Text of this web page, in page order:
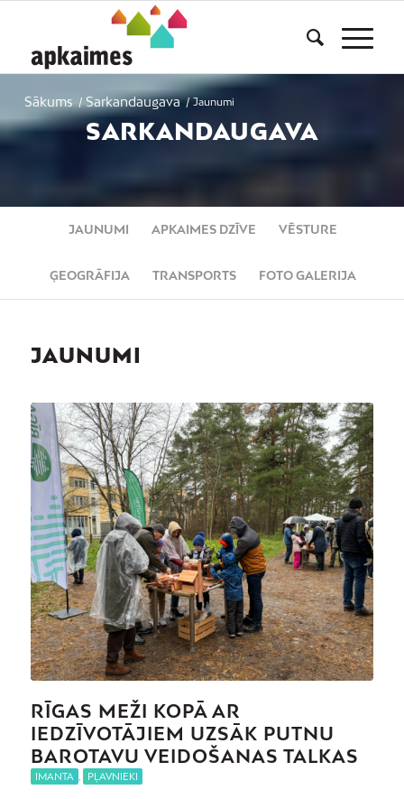
Sākums / Sarkandaugava / Jaunumi
SARKANDAUGAVA
JAUNUMI APKAIMES DZĪVE VĒSTURE
ĢEOGRĀFIJA TRANSPORTS FOTO GALERIJA
JAUNUMI
RĪGAS MEŽI KOPĀ AR
IEDZĪVOTĀJIEM UZSĀK PUTNU
BAROTAVU VEIDOŠANAS TALKAS
IMANTA PĻAVNIEKI